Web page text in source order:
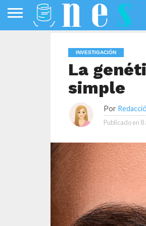
INVESTIGACIÓN
La
simple
Por
Publicado en 8